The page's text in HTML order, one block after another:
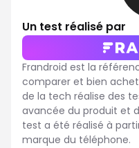
Un test réalisé par
Frandroid est la
comparer et bien
de la tech réalise des
avancée du produit et
test a été réalisé à
marque du téléphone.